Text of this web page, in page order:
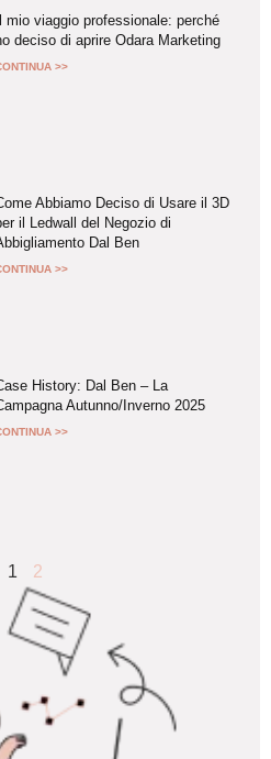
mio viaggio professionale: perché
deciso di aprire Odara Marketing
>>
Abbiamo Deciso di Usare il 3D
il Ledwall del Negozio di
Dal Ben
>>
History: Dal Ben – La
Autunno/Inverno 2025
>>
1 2